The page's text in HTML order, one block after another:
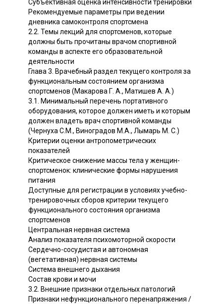
Субъективная оценка интенсивности тренировки
Рекомендуемые параметры при ведении
дневника самоконтроля спортсмена
2.2. Темы лекций для спортсменов, которые
должны быть прочитаны врачом спортивной
команды в аспекте его образовательной
деятельности
Глава 3. Врачебный раздел текущего контроля за
функциональным состоянием организма
спортсменов (Макарова Г. А., Матишев А. А.)
3.1. Минимальный перечень портативного
оборудования, которое должен иметь и которым
должен владеть врач спортивной команды
(Чернуха С.М., Виноградов М.А., Лымарь М. С.)
Критерии оценки антропометрических
показателей
Критическое снижение массы тела у женщин-
спортсменок: клинические формы нарушения
питания
Доступные для регистрации в условиях учебно-
тренировочных сборов критерии текущего
функционального состояния организма
спортсменов
Центральная нервная система
Анализ показателя психомоторной скорости
Сердечно-сосудистая и автономная
(вегетативная) нервная системы
Система внешнего дыхания
Состав крови и мочи
3.2. Внешние признаки отдельных патологий
Признаки нефункционального перенапряжения /